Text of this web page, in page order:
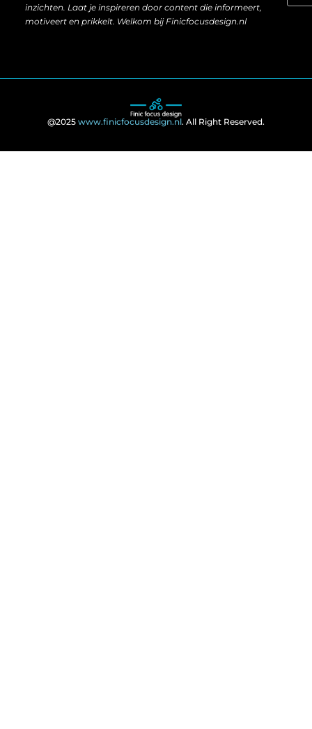
inzichten. Laat je inspireren door content die informeert,
motiveert en prikkelt. Welkom bij Finicfocusdesign.nl
@2025 www.finicfocusdesign.nl. All Right Reserved.